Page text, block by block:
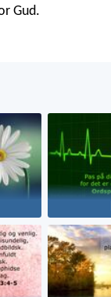
Gud.